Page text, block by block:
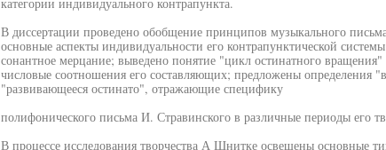
В диссертации проведено обобщение принципов музыкального
основные аспекты индивидуальности его контрапунктической
сонантное мерцание; выведено понятие "цикл остинатного вращения"
числовые соотношения его составляющих; предложены определения
"развивающееся остинато", отражающие специфику
полифонического письма И. Стравинского в различные периоды его
В процессе исследования творчества А Шнитке освещены основные